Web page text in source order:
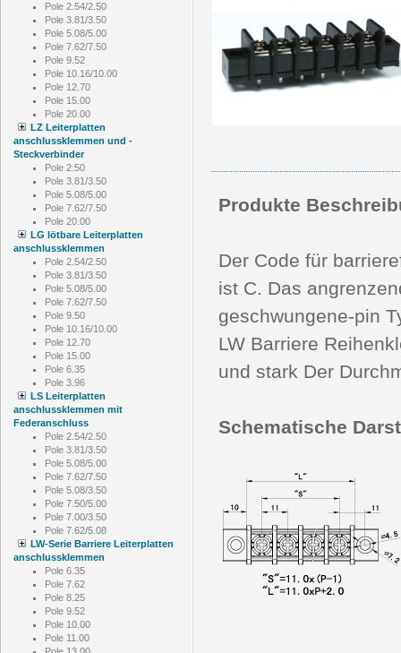
Pole 2.54/2.50
Pole 3.81/3.50
Pole 5.08/5.00
Pole 7.62/7.50
Pole 9.52
Pole 10.16/10.00
Pole 12.70
Pole 15.00
Pole 20.00
LZ Leiterplatten
anschlussklemmen und -
Steckverbinder
Pole 2.50
Pole 3.81/3.50
Pole 5.08/5.00
Pole 7.62/7.50
Pole 20.00
LG lötbare Leiterplatten
anschlussklemmen
Pole 2.54/2.50
Pole 3.81/3.50
Pole 5.08/5.00
Pole 7.62/7.50
Pole 9.50
Pole 10.16/10.00
Pole 12.70
Pole 15.00
Pole 6.35
Pole 3.96
LS Leiterplatten
anschlussklemmen mit
Federanschluss
Pole 2.54/2.50
Pole 3.81/3.50
Pole 5.08/5.00
Pole 7.62/7.50
Pole 5.08/3.50
Pole 7.50/5.00
Pole 7.00/3.50
Pole 7.62/5.08
LW-Serie Barriere Leiterplatten
anschlussklemmen
Pole 6.35
Pole 7.62
Pole 8.25
Pole 9.52
Pole 10.00
Pole 11.00
Produkte
Der Code für
ist C. Das
geschwungene-pin
LW Barriere
und stark Der
Schematische